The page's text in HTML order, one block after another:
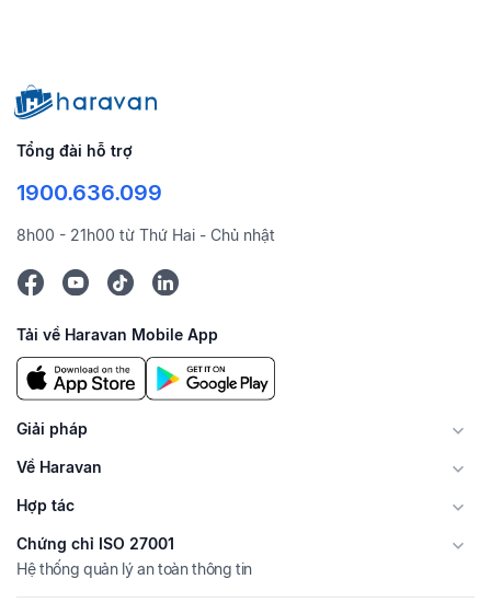
Tổng đài hỗ trợ
1900.636.099
8h00 - 21h00 từ Thứ Hai - Chủ nhật
Tải về Haravan Mobile App
Giải pháp
Về Haravan
Hợp tác
Chứng chỉ ISO 27001
Hệ thống quản lý an toàn thông tin